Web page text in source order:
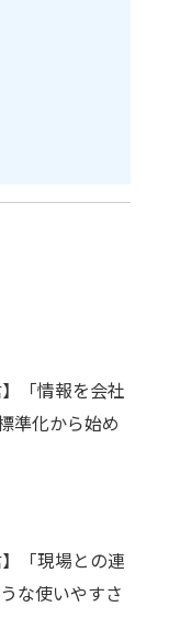
「情報を会社
準化から始め
「現場との連
な使いやすさ